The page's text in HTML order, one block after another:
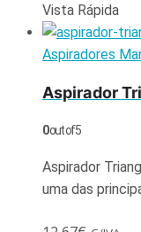
Vista Rápida
Aspiradores
Aspirador
0out of 5
Aspirador
uma das